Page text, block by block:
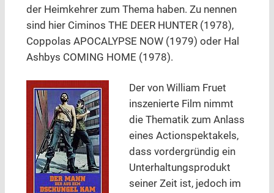
der Heimkehrer zum Thema haben. Zu nennen
sind hier Ciminos THE DEER HUNTER (1978),
Coppolas APOCALYPSE NOW (1979) oder Hal
Ashbys COMING HOME (1978).
Der von William Fruet
inszenierte Film nimmt
die Thematik zum Anlass
eines Actionspektakels,
dass vordergründig ein
Unterhaltungsprodukt
seiner Zeit ist, jedoch im